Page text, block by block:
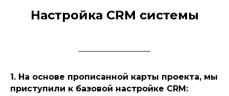
Настройка CRM системы
1. На основе прописанной карты проекта, мы
приступили к базовой настройке CRM: